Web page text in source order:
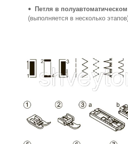
Петля в
(выполняется в несколько